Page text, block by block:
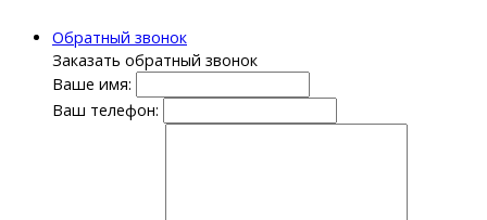
Обратный звонок
Заказать обратный звонок
Ваше имя:
Ваш телефон: